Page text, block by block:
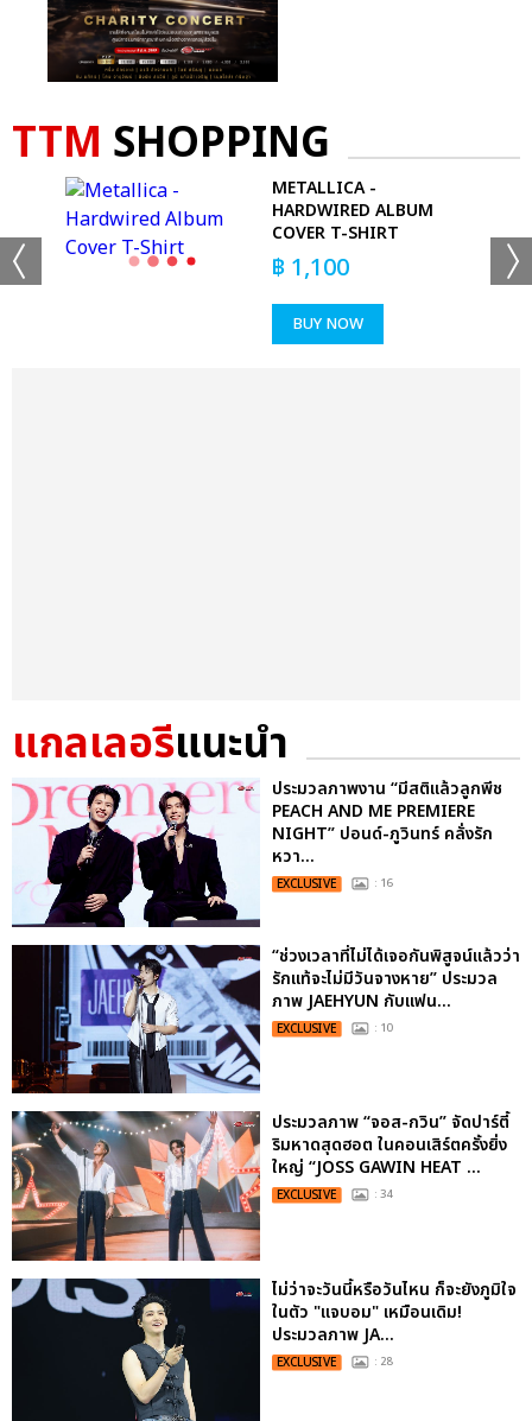
TTM SHOPPING
METALLICA -
HARDWIRED ALBUM
COVER T-SHIRT
฿ 1,100
BUY NOW
แกลเลอรีแนะนำ
ประมวลภาพงาน “มีสติแล้วลูกพีช
PEACH AND ME PREMIERE
NIGHT” ปอนด์-ภูวินทร์ คลั่งรัก
หวา...
EXCLUSIVE : 16
“ช่วงเวลาที่ไม่ได้เจอกันพิสูจน์แล้วว่า
รักแท้จะไม่มีวันจางหาย” ประมวล
ภาพ JAEHYUN กับแฟน...
EXCLUSIVE : 10
ประมวลภาพ “จอส-กวิน” จัดปาร์ตี้
ริมหาดสุดฮอต ในคอนเสิร์ตครั้งยิ่ง
ใหญ่ “JOSS GAWIN HEAT ...
EXCLUSIVE : 34
ไม่ว่าจะวันนี้หรือวันไหน ก็จะยังภูมิใจ
ในตัว "แจบอม" เหมือนเดิม!
ประมวลภาพ JA...
EXCLUSIVE : 28